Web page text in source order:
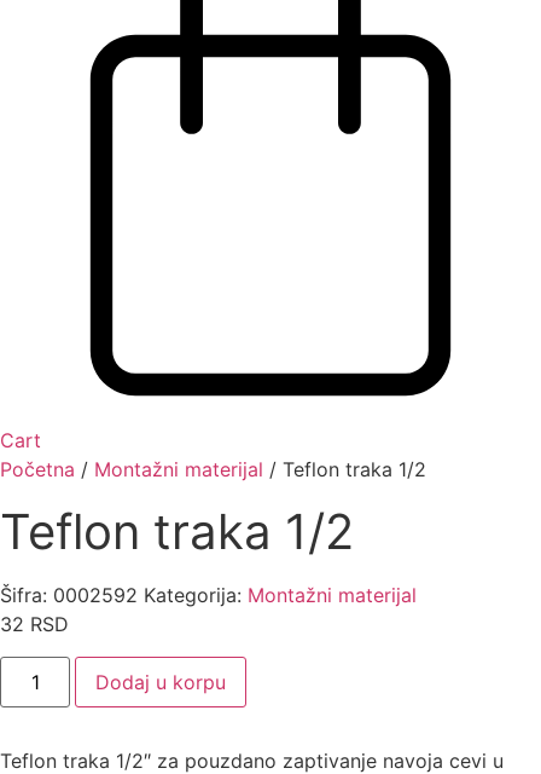
Cart
Početna / Montažni materijal / Teflon traka 1/2
Teflon traka 1/2
Šifra: 0002592 Kategorija: Montažni materijal
32 RSD
Teflon
traka
1/2
Dodaj u korpu
Teflon traka 1/2″ za pouzdano zaptivanje navoja cevi u